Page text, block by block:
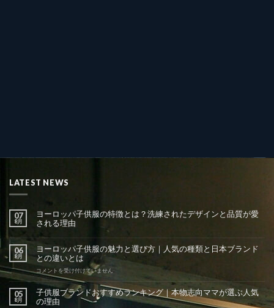
LATEST NEWS
07
8月
ヨーロッパ子供服の特徴とは？洗練されたデザインと品質が愛
される理由
06
8月
ヨーロッパ子供服の魅力と選び方｜人気の種類と日本ブランド
との違いとは
ヨ
ー
ッ
パ
コメントを受け付けていません
05
8月
子供服ブランドおすすめランキング｜本物志向ママが選ぶ人気
の理由